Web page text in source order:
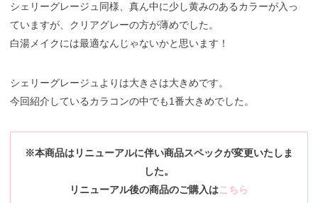
シェリーグレージュ同様、真ん中に少し黄みのあるカラーが入っ
ていますが、クリアグレーの方が薄めでした。
白湯メイクには最適なんじゃないかと思います！
シェリーグレージュよりは大きさは大きめです。
今回紹介しているカラコンの中でも1番大きめでした。
※本商品はリニューアルに伴い商品スペックが変更いたしま
した。
リニューアル後の商品のご購入はこちら